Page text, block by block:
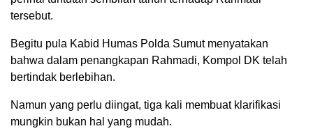
tersebut.
Begitu pula Kabid Humas Polda Sumut menyatakan
bahwa dalam penangkapan Rahmadi, Kompol DK telah
bertindak berlebihan.
Namun yang perlu diingat, tiga kali membuat klarifikasi
mungkin bukan hal yang mudah.